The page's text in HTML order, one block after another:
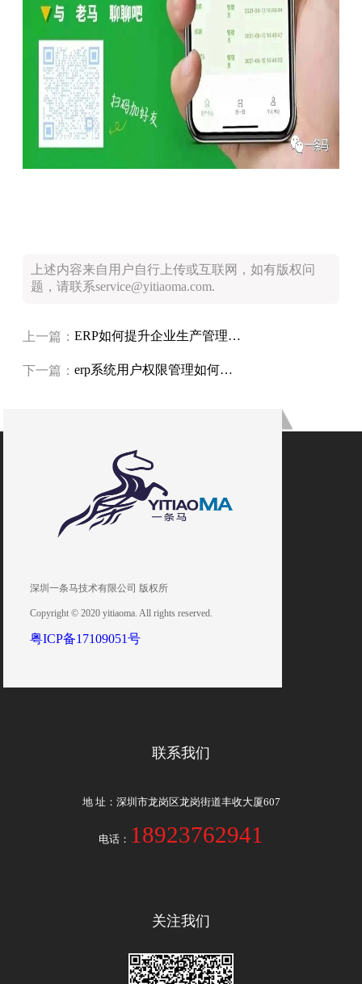
上述内容来自用户自行上传或互联网，如有版权问
题，请联系service@yitiaoma.com.
上一篇： ERP如何提升企业生产管理能力？
下一篇： erp系统用户权限管理如何分配？
深圳一条马技术有限公司 版权所
Copyright © 2020 yitiaoma. All rights reserved.
粤ICP备17109051号
联系我们
地 址：深圳市龙岗区龙岗街道丰收大厦607
电话： 18923762941
关注我们